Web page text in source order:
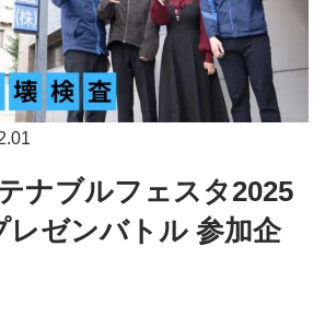
ナブルフェスタ2025
レゼンバトル 参加企